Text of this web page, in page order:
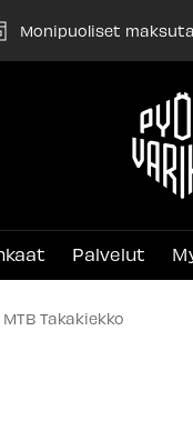
Monipuoliset
Palvelut
Takakiekko